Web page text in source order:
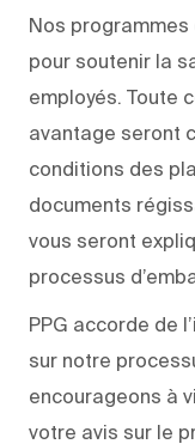
Nos programmes
pour soutenir la
employés. Toute
avantage seront
conditions des
documents
vous seront
processus
PPG accorde de
sur notre
encourageons à
votre avis sur le